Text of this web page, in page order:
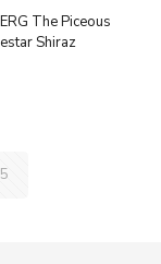
The Piceous
Shiraz
5